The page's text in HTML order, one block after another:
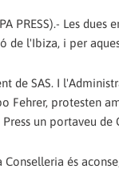
PRESS).- Les
de l'Ibiza, i per
de SAS. I
Fehrer, protesten
un portaveu de
és